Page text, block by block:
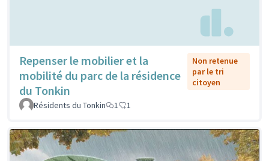
Repenser le mobilier et la
mobilité du parc de la résidence
du Tonkin
Non retenue
par le tri
citoyen
Résidents du Tonkin 1 1